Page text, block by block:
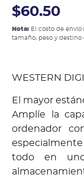
$60.50
Nota: El costo de envío
tamaño, peso y destino
WESTERN
El mayor
Amplíe la
ordenador
todo en uno